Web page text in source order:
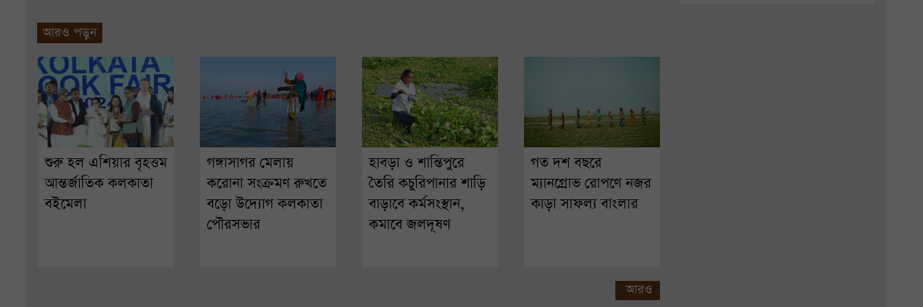
আরও পড়ুন
শুরু হল এশিয়ার বৃহত্তম
আন্তর্জাতিক কলকাতা
বইমেলা
গঙ্গাসাগর মেলায়
করোনা সংক্রমণ রুখতে
বড়ো উদ্যোগ কলকাতা
পৌরসভার
হাবড়া ও শান্তিপুরে
তৈরি কচুরিপানার শাড়ি
বাড়াবে কর্মসংস্থান,
কমাবে জলদূষণ
গত দশ বছরে
ম্যানগ্রোভ রোপণে নজর
কাড়া সাফল্য বাংলার
আরও